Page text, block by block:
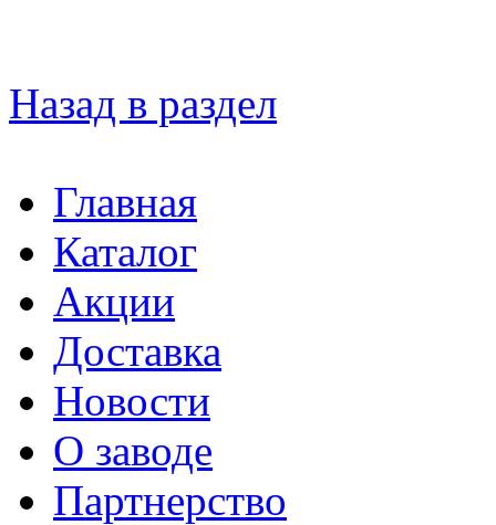
Назад в раздел
Главная
Каталог
Акции
Доставка
Новости
О заводе
Партнерство